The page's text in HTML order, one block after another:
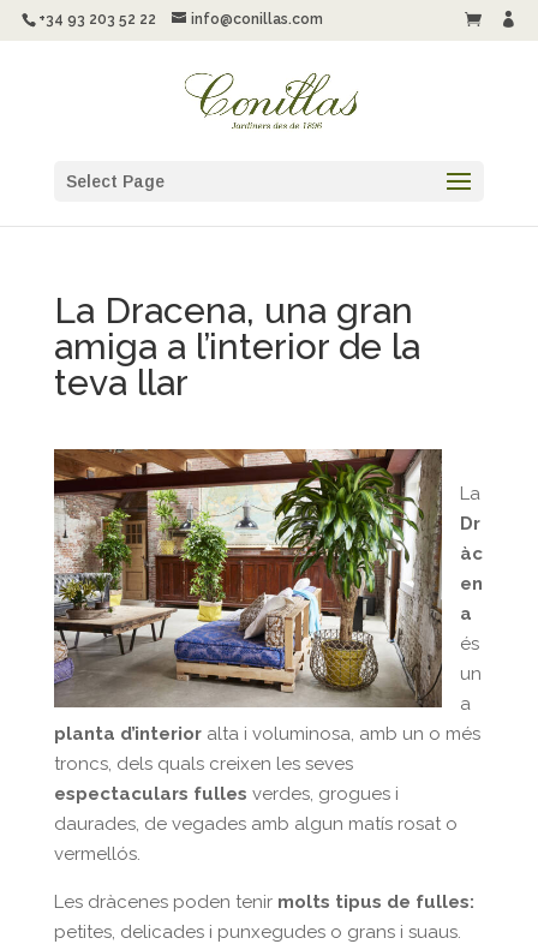
+34 93 203 52 22 info@conillas.com 

Select Page
La Dracena, una gran
amiga a l’interior de la
teva llar
La
Dr
àc
en
a
és
un
a
planta d’interioralta i voluminosa, amb un o més
troncs, dels quals creixen les seves
espectaculars fulles verdes, grogues i
daurades, de vegades amb algun matís rosat o
vermellós.
Les dràcenes poden tenir molts tipus de fulles:
petites, delicades i punxegudes o grans i suaus.